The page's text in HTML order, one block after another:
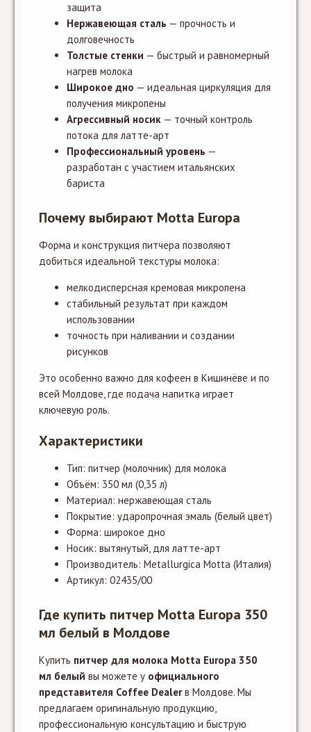
защита
Нержавеющая сталь — прочность и
долговечность
Толстые стенки — быстрый и равномерный
нагрев молока
Широкое дно — идеальная циркуляция для
получения микропены
Агрессивный носик — точный контроль
потока для латте-арт
Профессиональный уровень —
разработан с участием итальянских
бариста
Почему выбирают Motta Europa
Форма и конструкция питчера позволяют
добиться идеальной текстуры молока:
мелкодисперсная кремовая микропена
стабильный результат при каждом
использовании
точность при наливании и создании
рисунков
Это особенно важно для кофеен в Кишинёве и по
всей Молдове, где подача напитка играет
ключевую роль.
Характеристики
Тип: питчер (молочник) для молока
Объём: 350 мл (0,35 л)
Материал: нержавеющая сталь
Покрытие: ударопрочная эмаль (белый цвет)
Форма: широкое дно
Носик: вытянутый, для латте-арт
Производитель: Metallurgica Motta (Италия)
Артикул: 02435/00
Где купить питчер Motta Europa 350
мл белый в Молдове
Купить питчер для молока Motta Europa 350
мл белый вы можете у официального
представителя Coffee Dealerв Молдове. Мы
предлагаем оригинальную продукцию,
профессиональную консультацию и быструю